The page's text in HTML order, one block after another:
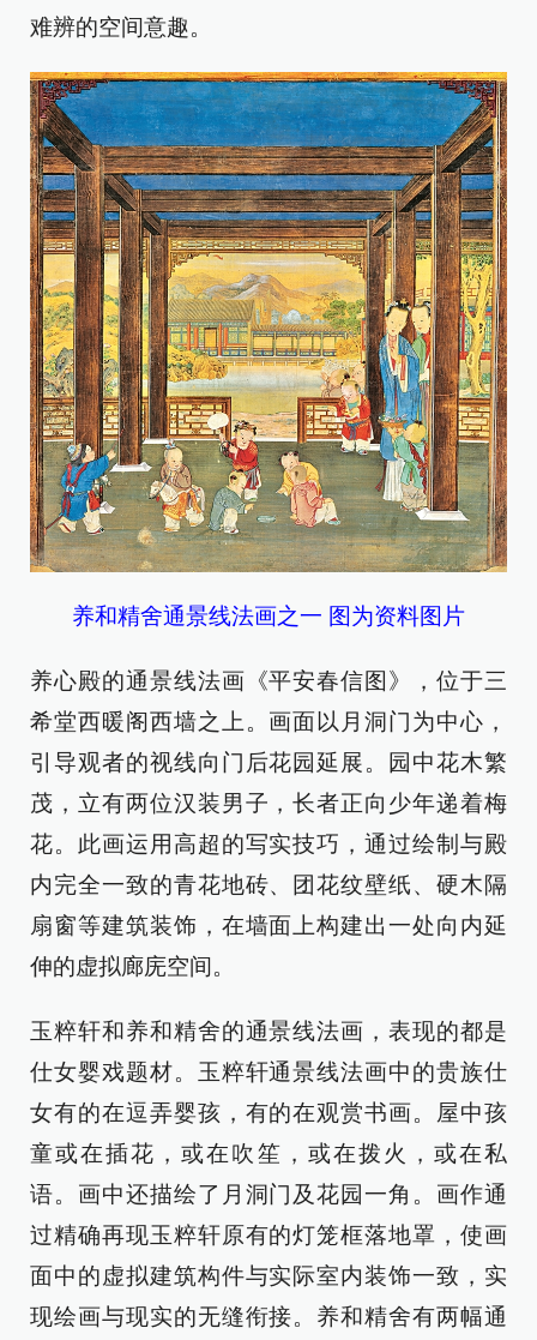
难辨的空间意趣。
养和精舍通景线法画之一 图为资料图片
养心殿的通景线法画《平安春信图》，位于三
希堂西暖阁西墙之上。画面以月洞门为中心，
引导观者的视线向门后花园延展。园中花木繁
茂，立有两位汉装男子，长者正向少年递着梅
花。此画运用高超的写实技巧，通过绘制与殿
内完全一致的青花地砖、团花纹壁纸、硬木隔
扇窗等建筑装饰，在墙面上构建出一处向内延
伸的虚拟廊庑空间。
玉粹轩和养和精舍的通景线法画，表现的都是
仕女婴戏题材。玉粹轩通景线法画中的贵族仕
女有的在逗弄婴孩，有的在观赏书画。屋中孩
童或在插花，或在吹笙，或在拨火，或在私
语。画中还描绘了月洞门及花园一角。画作通
过精确再现玉粹轩原有的灯笼框落地罩，使画
面中的虚拟建筑构件与实际室内装饰一致，实
现绘画与现实的无缝衔接。养和精舍有两幅通